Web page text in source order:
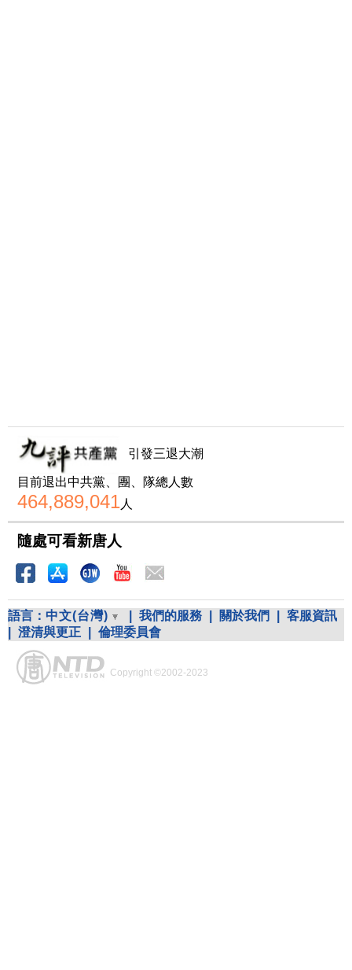
引發三退大潮
目前退出中共黨、團、隊總人數
464,889,041人
隨處可看新唐人
語言： 中文(台灣) 我們的服務 關於我們
客服資訊
澄清與更正 倫理委員會
Copyright ©2002-2023